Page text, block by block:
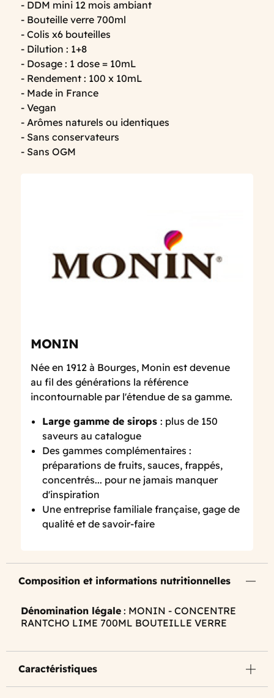
- DDM mini 12 mois ambiant
- Bouteille verre 700ml
- Colis x6 bouteilles
- Dilution : 1+8
- Dosage : 1 dose = 10mL
- Rendement : 100 x 10mL
- Made in France
- Vegan
- Arômes naturels ou identiques
- Sans conservateurs
- Sans OGM
MONIN
Née en 1912 à Bourges, Monin est devenue
au fil des générations la référence
incontournable par l'étendue de sa gamme.
Large gamme de sirops: plus de 150
saveurs au catalogue
Des gammes complémentaires :
préparations de fruits, sauces, frappés,
concentrés... pour ne jamais manquer
d'inspiration
Une entreprise familiale française, gage de
qualité et de savoir-faire
Composition et informations nutritionnelles
Dénomination légale : MONIN - CONCENTRE
RANTCHO LIME 700ML BOUTEILLE VERRE
Caractéristiques